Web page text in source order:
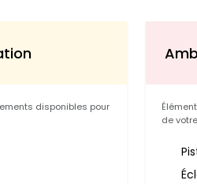
disponibles pour
de